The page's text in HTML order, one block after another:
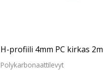
H-profiili 4mm PC kirkas 2m
Polykarbonaattilevyt